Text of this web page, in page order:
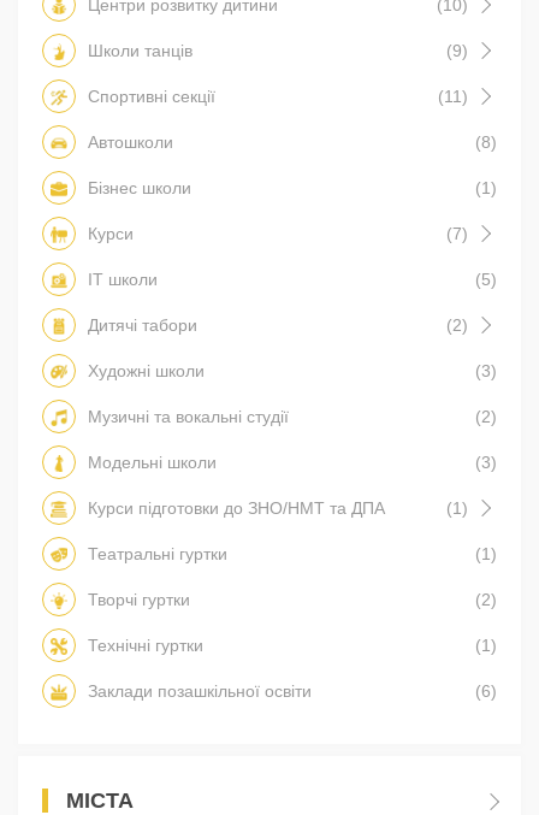
Центри розвитку дитини (10)
Школи танців (9)
Спортивні секції (11)
Автошколи (8)
Бізнес школи (1)
Курси (7)
IT школи (5)
Дитячі табори (2)
Художні школи (3)
Музичні та вокальні студії (2)
Модельні школи (3)
Курси підготовки до ЗНО/НМТ та ДПА (1)
Театральні гуртки (1)
Творчі гуртки (2)
Технічні гуртки (1)
Заклади позашкільної освіти (6)
МІСТА